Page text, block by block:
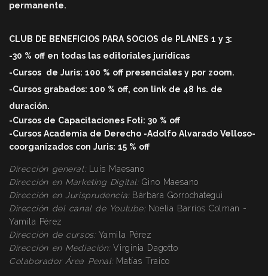
permanente.
CLUB DE BENEFICIOS PARA SOCIOS de PLANES 1 y 3:
-30 % off en todas las editoriales jurídicas
-Cursos de Juris: 100 % off presenciales y por zoom.
-Cursos grabados: 100 % off, con link de 48 hs. de
duración.
-Cursos de Capacitaciones Foti: 30 % off
-Cursos Academia de Derecho -Adolfo Alvarado Velloso-
coorganizados con Juris: 15 % off
Dirección general:Luis Maesano
Dirección en Marketing Digital:Gino Maesano
Dirección en Jurisprudencia:Bárbara Gorrochategui
Dirección del canal de Youtube: Noelia Barrios Colman -
Yamila Pérez
Dirección de cursos: Yamila Pérez
Dirección en Mediación:Virginia Dagotto
Colaborador Área Penal:Matías Traico